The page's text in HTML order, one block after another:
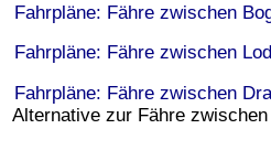
Fahrpläne: Fähre zwischen
Fahrpläne: Fähre zwischen
Fahrpläne: Fähre zwischen
Alternative zur Fähre